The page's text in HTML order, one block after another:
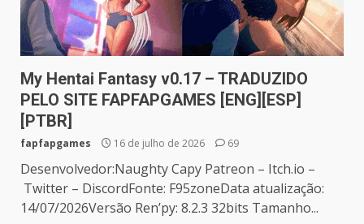
My Hentai Fantasy v0.17 – TRADUZIDO
PELO SITE FAPFAPGAMES [ENG][ESP]
[PTBR]
fapfapgames 16 de julho de 2026 69
Desenvolvedor:Naughty Capy Patreon – Itch.io –
Twitter – DiscordFonte: F95zoneData atualização:
14/07/2026Versão Ren’py: 8.2.3 32bits Tamanho...